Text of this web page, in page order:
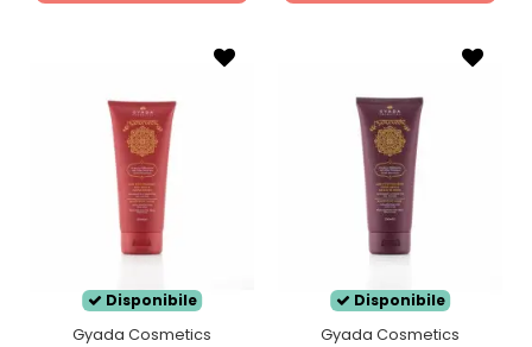
Disponibile
Gyada Cosmetics
Disponibile
Gyada Cosmetics